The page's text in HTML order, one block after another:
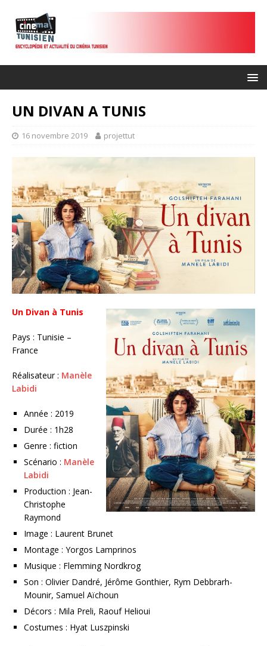
UN DIVAN A TUNIS
16 novembre 2019 projettut
Un Divan à Tunis
Pays : Tunisie –
France
Réalisateur : Manèle
Labidi
Année : 2019
Durée : 1h28
Genre : fiction
Scénario : Manèle
Labidi
Production : Jean-
Christophe
Raymond
Image : Laurent Brunet
Montage : Yorgos Lamprinos
Musique : Flemming Nordkrog
Son : Olivier Dandré, Jérôme Gonthier, Rym Debbrarh-
Mounir, Samuel Aïchoun
Décors : Mila Preli, Raouf Helioui
Costumes : Hyat Luszpinski